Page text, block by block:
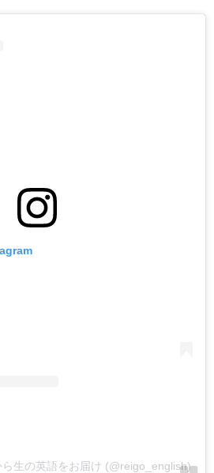
生の英語をお届け (@reigo_english)